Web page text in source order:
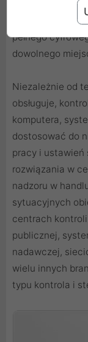
OSD, RS-232 i
ekonomicznym
pełnego
dowolnego
Niezależnie od
obsługuje,
komputera,
dostosować do
pracy i
rozwiązania w
nadzoru w
sytuacyjnych
centrach
publicznej,
nadawczej,
wielu innych
typu kontrola i